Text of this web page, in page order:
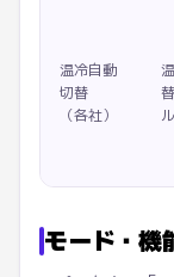
温冷自動
切替
（各社）
モード・機